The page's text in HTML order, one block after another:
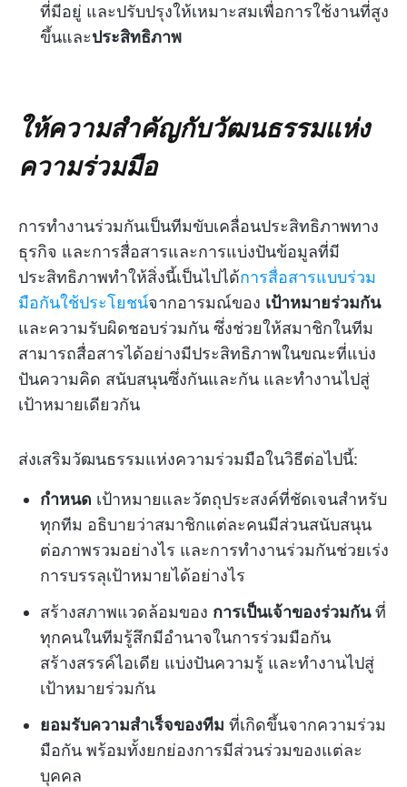
ที่มีอยู่ และปรับปรุงให้เหมาะสมเพื่อการใช้งานที่สูง
ขึ้นและประสิทธิภาพ
ให้ความสำคัญกับวัฒนธรรมแห่ง
ความร่วมมือ
การทำงานร่วมกันเป็นทีมขับเคลื่อนประสิทธิภาพทาง
ธุรกิจ และการสื่อสารและการแบ่งปันข้อมูลที่มี
ประสิทธิภาพทำให้สิ่งนี้เป็นไปได้การสื่อสารแบบร่วม
มือกันใช้ประโยชน์จากอารมณ์ของ เป้าหมายร่วมกัน
และความรับผิดชอบร่วมกัน ซึ่งช่วยให้สมาชิกในทีม
สามารถสื่อสารได้อย่างมีประสิทธิภาพในขณะที่แบ่ง
ปันความคิด สนับสนุนซึ่งกันและกัน และทำงานไปสู่
เป้าหมายเดียวกัน
ส่งเสริมวัฒนธรรมแห่งความร่วมมือในวิธีต่อไปนี้:
กำหนด เป้าหมายและวัตถุประสงค์ที่ชัดเจนสำหรับ
ทุกทีม อธิบายว่าสมาชิกแต่ละคนมีส่วนสนับสนุน
ต่อภาพรวมอย่างไร และการทำงานร่วมกันช่วยเร่ง
การบรรลุเป้าหมายได้อย่างไร
สร้างสภาพแวดล้อมของ การเป็นเจ้าของร่วมกันที่
ทุกคนในทีมรู้สึกมีอำนาจในการร่วมมือกัน
สร้างสรรค์ไอเดีย แบ่งปันความรู้ และทำงานไปสู่
เป้าหมายร่วมกัน
ยอมรับความสำเร็จของทีม ที่เกิดขึ้นจากความร่วม
มือกัน พร้อมทั้งยกย่องการมีส่วนร่วมของแต่ละ
บุคคล